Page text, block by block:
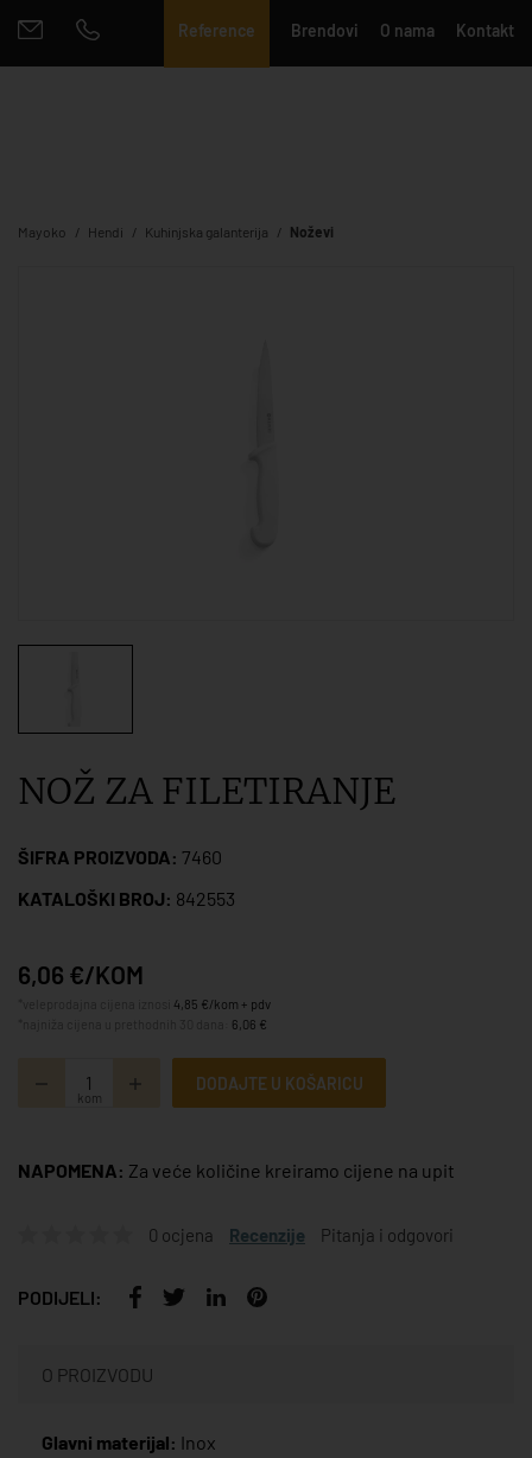
Reference Brendovi O nama Kontakt
Mayoko Hendi Kuhinjska galanterija Noževi
NOŽ ZA FILETIRANJE
ŠIFRA PROIZVODA: 7460
KATALOŠKI BROJ: 842553
6,06 €/KOM
4,85 €/kom + pdv
6,06 €
kom
DODAJTE U KOŠARICU
NAPOMENA: Za veće količine kreiramo cijene na upit
0 ocjena Recenzije Pitanja i odgovori
PODIJELI:
O PROIZVODU
Glavni materijal: Inox